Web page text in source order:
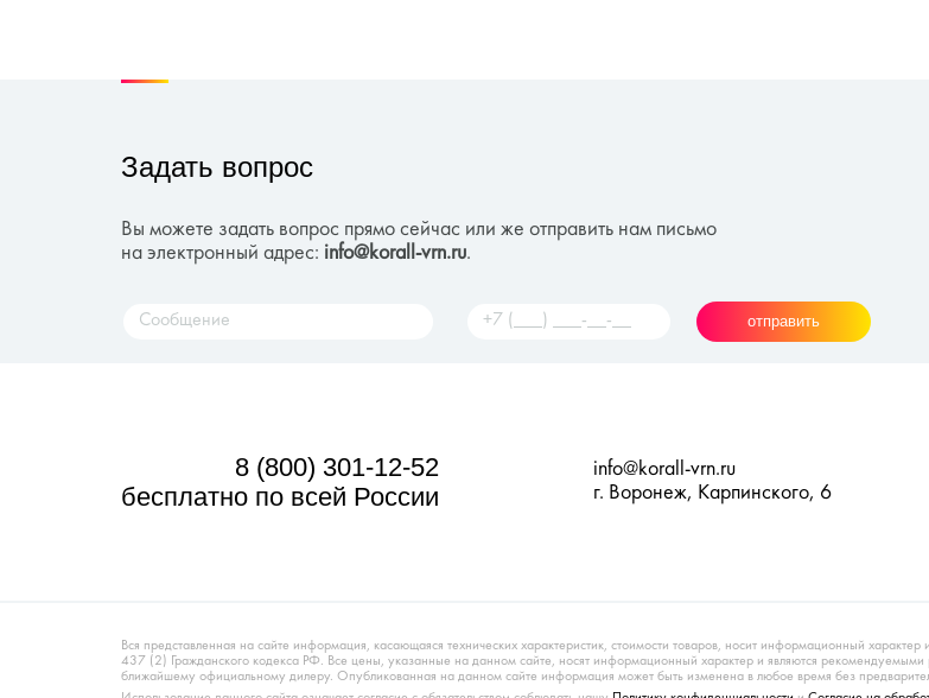
Задать вопрос
Вы можете задать вопрос прямо сейчас или же отправить нам письмо
на электронный адрес: info@korall-vrn.ru.
отправить
8 (800) 301-12-52
бесплатно по всей России
info@korall-vrn.ru
г. Воронеж, Карпинского, 6
Вся представленная на сайте информация, касающаяся технических характеристик, стоимости товаров, носит информационный
437 (2) Гражданского кодекса РФ. Все цены, указанные на данном сайте, носят информационный характер и являются
ближайшему официальному дилеру. Опубликованная на данном сайте информация может быть изменена в любое время без